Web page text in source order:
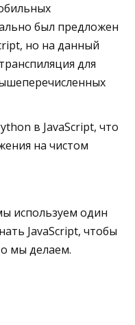
был предложен
но на данный
для
в JavaScript, что
на чистом
используем один
JavaScript, чтобы
мы делаем.